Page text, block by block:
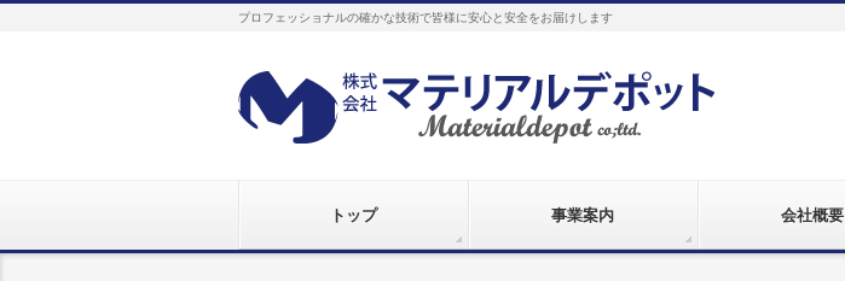
プロフェッショナルの確かな技術で皆様に安心と安全をお届けします
トップ 事業案内 会社概要